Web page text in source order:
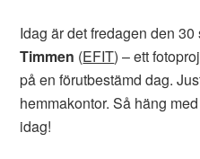
Idag är det fredagen den
Timmen (EFIT) – ett
på en förutbestämd dag.
hemmakontor. Så häng
idag!